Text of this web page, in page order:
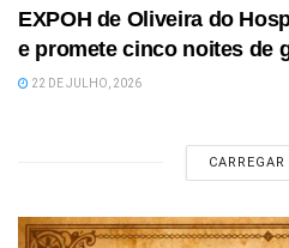
EXPOH de Oliveira do
e promete cinco noites de
22 DE JULHO, 2026